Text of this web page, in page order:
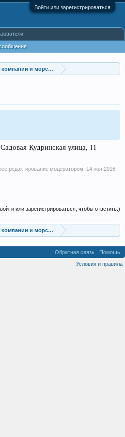
Войти или зарегистрироваться
и морской транспорт
Кудринская улица, 11
редактирование модератором: 14 ноя 2016
или зарегистрироваться, чтобы ответить.)
и морской транспорт
Обратная связь
Помощь
Условия и правила